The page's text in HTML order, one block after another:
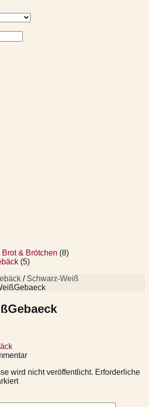
& Brötchen (8)
(5)
/ Schwarz-Weiß
wird nicht veröffentlicht. Erforderliche